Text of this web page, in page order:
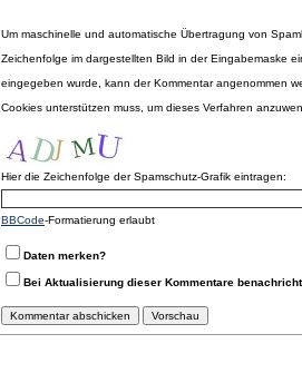
Um maschinelle und automatische Übertragung von
Zeichenfolge im dargestellten Bild in der Eingabemaske
eingegeben wurde, kann der Kommentar angenommen
Cookies unterstützen muss, um dieses Verfahren
Hier die Zeichenfolge der Spamschutz-Grafik eintragen:
BBCode-Formatierung erlaubt
Daten merken?
Bei Aktualisierung dieser Kommentare